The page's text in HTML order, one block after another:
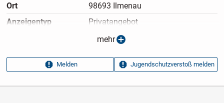
Ort
98693 Ilmenau
Anzeigen­typ
Privatangebot
23.03.2026
Anzeigen­kennung
cc5904fe
Aufrufe dieser
11
mehr
Melden Jugendschutzverstoß melden